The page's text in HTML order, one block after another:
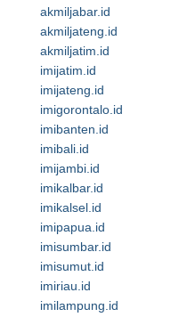
akmiljabar.id
akmiljateng.id
akmiljatim.id
imijatim.id
imijateng.id
imigorontalo.id
imibanten.id
imibali.id
imijambi.id
imikalbar.id
imikalsel.id
imipapua.id
imisumbar.id
imisumut.id
imiriau.id
imilampung.id